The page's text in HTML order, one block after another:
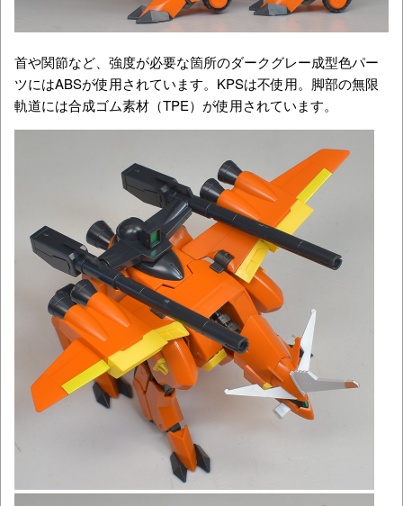
首や関節など、強度が必要な箇所のダークグレー成型色パー
ツにはABSが使用されています。KPSは不使用。脚部の無限
軌道には合成ゴム素材（TPE）が使用されています。